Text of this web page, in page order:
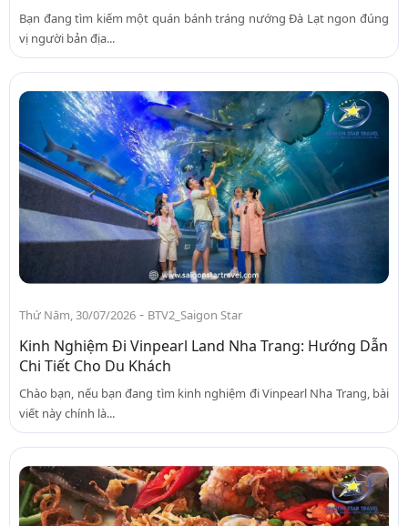
Bạn đang tìm kiếm một quán bánh tráng nướng Đà Lạt ngon đúng
vị người bản địa...
Thứ Năm, 30/07/2026 - BTV2_Saigon Star
Kinh Nghiệm Đi Vinpearl Land Nha Trang: Hướng Dẫn
Chi Tiết Cho Du Khách
Chào bạn, nếu bạn đang tìm kinh nghiệm đi Vinpearl Nha Trang, bài
viết này chính là...